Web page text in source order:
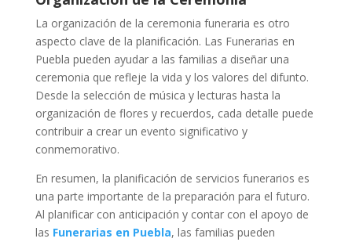
La organización de la ceremonia funeraria es otro
aspecto clave de la planificación. Las Funerarias en
Puebla pueden ayudar a las familias a diseñar una
ceremonia que refleje la vida y los valores del difunto.
Desde la selección de música y lecturas hasta la
organización de flores y recuerdos, cada detalle puede
contribuir a crear un evento significativo y
conmemorativo.
En resumen, la planificación de servicios funerarios es
una parte importante de la preparación para el futuro.
Al planificar con anticipación y contar con el apoyo de
las Funerarias en Puebla, las familias pueden